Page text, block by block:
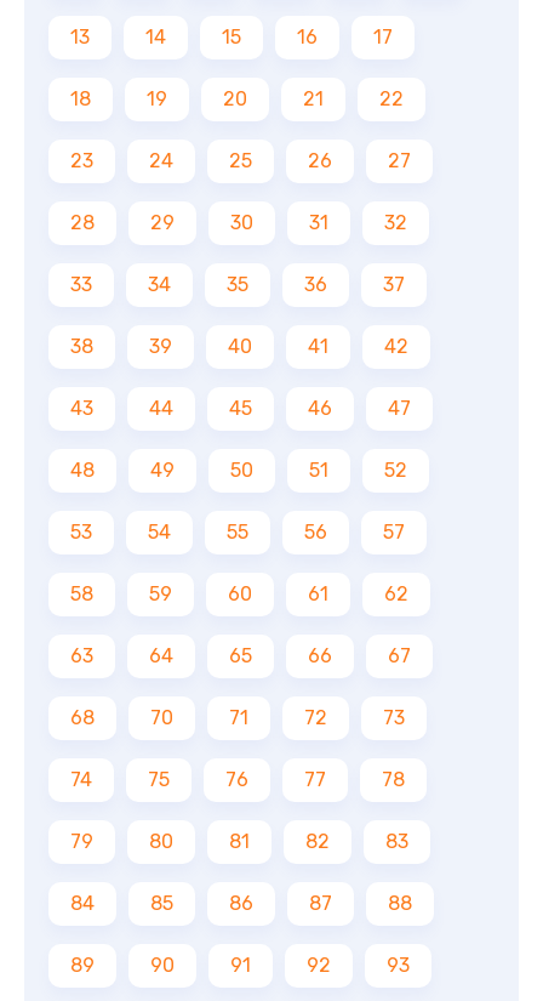
13 14 15 16 17
18 19 20 21 22
23 24 25 26 27
28 29 30 31 32
33 34 35 36 37
38 39 40 41 42
43 44 45 46 47
48 49 50 51 52
53 54 55 56 57
58 59 60 61 62
63 64 65 66 67
68 70 71 72 73
74 75 76 77 78
79 80 81 82 83
84 85 86 87 88
89 90 91 92 93